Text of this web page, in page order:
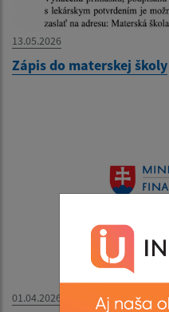
13.05.2026
Zápis do materskej školy
01.04.2026